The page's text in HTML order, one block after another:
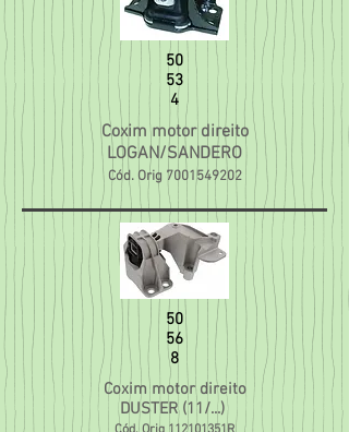
50
53
4
Coxim motor direito
LOGAN/SANDERO
Cód. Orig 7001549202
50
56
8
Coxim motor direito
DUSTER (11/...)